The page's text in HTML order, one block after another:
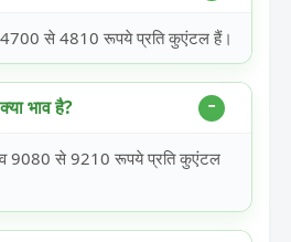
से 4810 रूपये प्रति कुएंटल हैं।
भाव है?
9080 से 9210 रूपये प्रति कुएंटल